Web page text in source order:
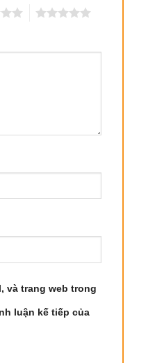
và trang web trong
luận kế tiếp của